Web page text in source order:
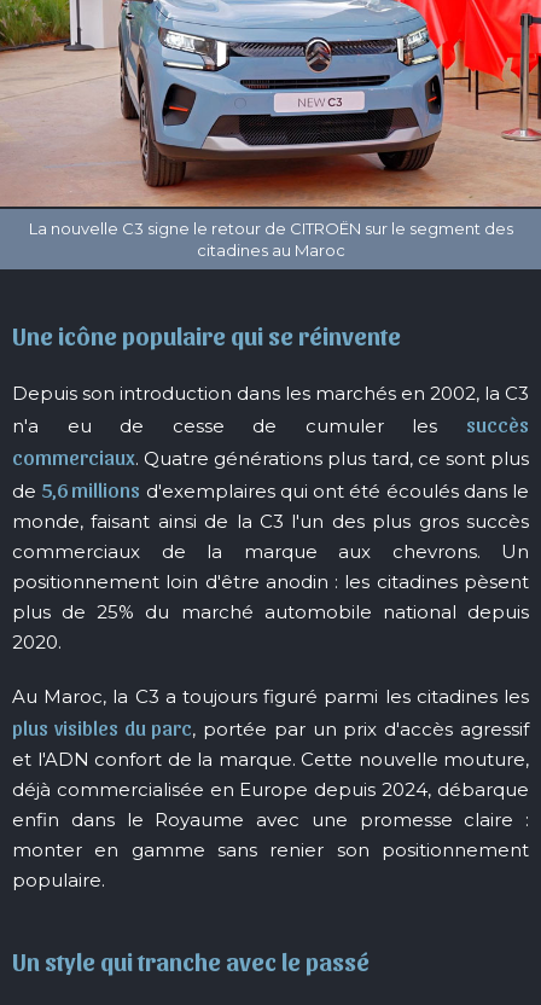
Une icône populaire qui se réinvente
Depuis son introduction dans les marchés en 2002, la C3
n'a eu de cesse de cumuler les succès
commerciaux. Quatre générations plus tard, ce sont plus
de 5,6 millions d'exemplaires qui ont été écoulés dans le
monde, faisant ainsi de la C3 l'un des plus gros succès
commerciaux de la marque aux chevrons. Un
positionnement loin d'être anodin : les citadines pèsent
plus de 25% du marché automobile national depuis
2020.
Au Maroc, la C3 a toujours figuré parmi les citadines les
plus visibles du parc, portée par un prix d'accès agressif
et l'ADN confort de la marque. Cette nouvelle mouture,
déjà commercialisée en Europe depuis 2024, débarque
enfin dans le Royaume avec une promesse claire :
monter en gamme sans renier son positionnement
populaire.
Un style qui tranche avec le passé